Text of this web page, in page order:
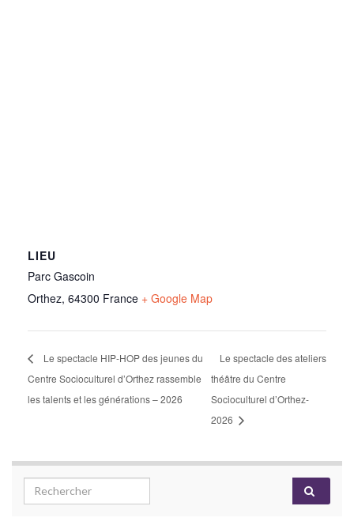
LIEU
Parc Gascoin
Orthez, 64300 France + Google Map
Le spectacle HIP-HOP des jeunes du
Centre Socioculturel d’Orthez rassemble
les talents et les générations – 2026
Le spectacle des ateliers
théâtre du Centre
Socioculturel d’Orthez-
2026